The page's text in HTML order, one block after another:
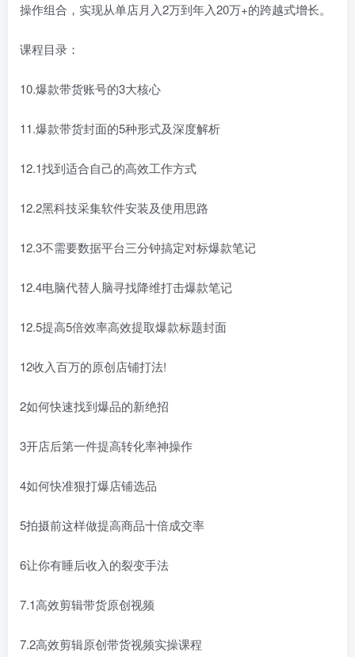
操作组合，实现从单店月入2万到年入20万+的跨越式增长。
课程目录：
10.爆款带货账号的3大核心
11.爆款带货封面的5种形式及深度解析
12.1找到适合自己的高效工作方式
12.2黑科技采集软件安装及使用思路
12.3不需要数据平台三分钟搞定对标爆款笔记
12.4电脑代替人脑寻找降维打击爆款笔记
12.5提高5倍效率高效提取爆款标题封面
12收入百万的原创店铺打法!
2如何快速找到爆品的新绝招
3开店后第一件提高转化率神操作
4如何快准狠打爆店铺选品
5拍摄前这样做提高商品十倍成交率
6让你有睡后收入的裂变手法
7.1高效剪辑带货原创视频
7.2高效剪辑原创带货视频实操课程